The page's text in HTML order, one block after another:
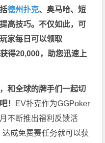
德州扑克、奥马哈、短
高技巧。不仅如此， 可
家每日可以领取
得20,000，助您迅速上
和全球的牌手们一起切
！ EV扑克作为GGPoker
不断推出福利反馈活
成免费赛任务就可以获